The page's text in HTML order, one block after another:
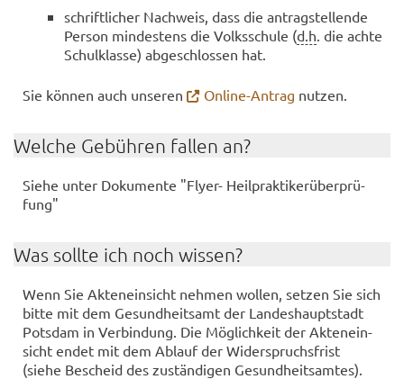
schrift­li­cher Nach­weis, dass die an­trag­stel­len­de
Per­son min­des­tens die Volks­schu­le (d.h. die achte
Schul­klas­se) ab­ge­schlos­sen hat.
Sie kön­nen auch un­se­ren Online-​Antrag nut­zen.
Wel­che Ge­büh­ren fal­len an?
Siehe unter Do­ku­men­te "Flyer-​ Heil­prak­ti­ker­über­prü­
fung"
Was soll­te ich noch wis­sen?
Wenn Sie Ak­ten­ein­sicht neh­men wol­len, set­zen Sie sich
bitte mit dem Ge­sund­heits­amt der Lan­des­haupt­stadt
Pots­dam in Ver­bin­dung. Die Mög­lich­keit der Ak­ten­ein­
sicht endet mit dem Ab­lauf der Wi­der­spruchs­frist
(siehe Be­scheid des zu­stän­di­gen Ge­sund­heits­am­tes).